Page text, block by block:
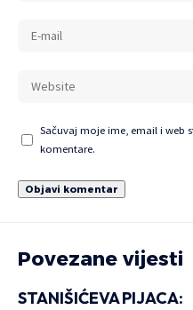
Sačuvaj moje ime, email i web
komentare.
Povezane vijesti
STANIŠIĆEVA PIJACA: